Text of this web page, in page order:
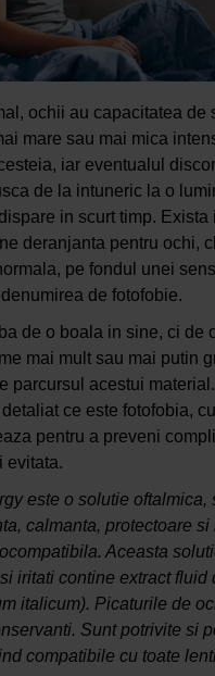
ochii au capacitatea de
mare sau mai mica
iar eventualul
de la intuneric la o
in scurt timp. Exista
deranjanta pentru ochi,
pe fondul unei
de fotofobie.
de o boala in sine, ci de
mai mult sau mai putin
parcursul acestui
ce este fotofobia,
pentru a preveni
evitata.
este o solutie oftalmica,
calmanta, protectoare si
Aceasta
iritati contine extract fluid
italicum). Picaturile de
Sunt potrivite si
compatibile cu toate